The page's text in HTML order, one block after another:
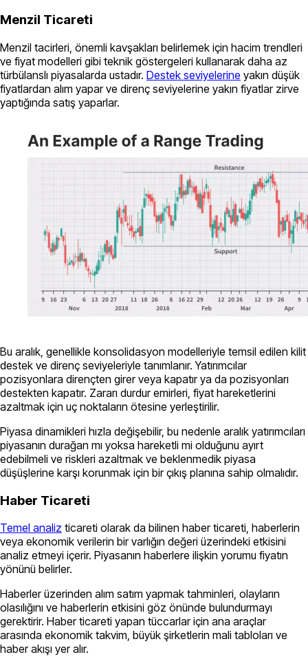
Menzil Ticareti
Menzil tacirleri, önemli kavşakları belirlemek için hacim trendleri
ve fiyat modelleri gibi teknik göstergeleri kullanarak daha az
türbülanslı piyasalarda ustadır. Destek seviyelerine yakın düşük
fiyatlardan alım yapar ve direnç seviyelerine yakın fiyatlar zirve
yaptığında satış yaparlar.
Bu aralık, genellikle konsolidasyon modelleriyle temsil edilen kilit
destek ve direnç seviyeleriyle tanımlanır. Yatırımcılar
pozisyonlara dirençten girer veya kapatır ya da pozisyonları
destekten kapatır. Zararı durdur emirleri, fiyat hareketlerini
azaltmak için uç noktaların ötesine yerleştirilir.
Piyasa dinamikleri hızla değişebilir, bu nedenle aralık yatırımcıları
piyasanın durağan mı yoksa hareketli mi olduğunu ayırt
edebilmeli ve riskleri azaltmak ve beklenmedik piyasa
düşüşlerine karşı korunmak için bir çıkış planına sahip olmalıdır.
Haber Ticareti
Temel analiz ticareti olarak da bilinen haber ticareti, haberlerin
veya ekonomik verilerin bir varlığın değeri üzerindeki etkisini
analiz etmeyi içerir. Piyasanın haberlere ilişkin yorumu fiyatın
yönünü belirler.
Haberler üzerinden alım satım yapmak tahminleri, olayların
olasılığını ve haberlerin etkisini göz önünde bulundurmayı
gerektirir. Haber ticareti yapan tüccarlar için ana araçlar
arasında ekonomik takvim, büyük şirketlerin mali tabloları ve
haber akışı yer alır.